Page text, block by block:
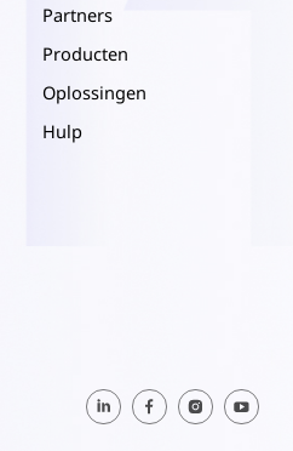
Partners
Producten
Oplossingen
Hulp